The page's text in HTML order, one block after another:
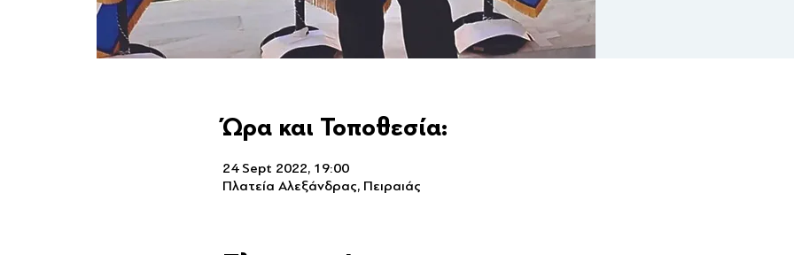
Ώρα και Τοποθεσία:
24 Sept 2022, 19:00
Πλατεία Αλεξάνδρας, Πειραιάς